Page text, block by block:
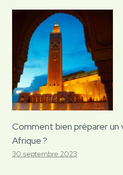
Comment bien préparer
Afrique ?
30 septembre 2023